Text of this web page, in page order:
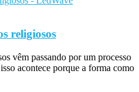
religiosos
vêm passando por um processo
acontece porque a forma como